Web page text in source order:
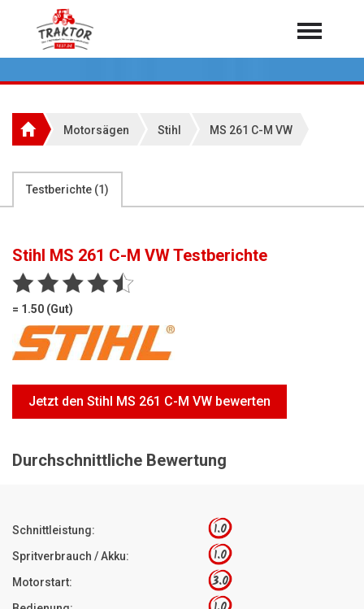
Home
Rundballenpressen
Teleskoplader
Rasentraktoren
Hoflader
Jetzt Bewerten
Über 7.000 Testberichte
Motorsägen Stihl MS 261 C-M VW
Testberichte (1)
Stihl MS 261 C-M VWTestberichte
= 1.50 (Gut)
Jetzt den Stihl MS 261 C-M VW bewerten
Durchschnittliche Bewertung
Schnittleistung: 1.0
Spritverbrauch / Akku: 1.0
Motorstart: 3.0